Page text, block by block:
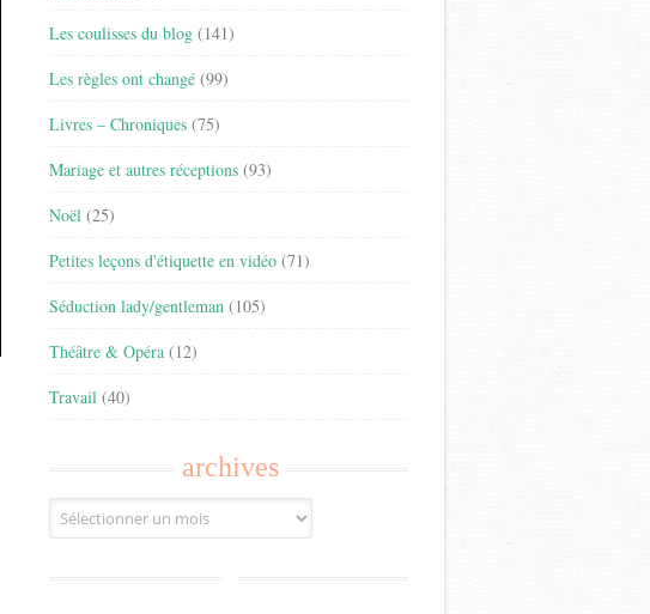
Les coulisses du blog (141)
Les règles ont changé (99)
Livres – Chroniques (75)
Mariage et autres réceptions (93)
Noël (25)
Petites leçons d'étiquette en vidéo (71)
Séduction lady/gentleman (105)
Théâtre & Opéra (12)
Travail (40)
archives
Archives